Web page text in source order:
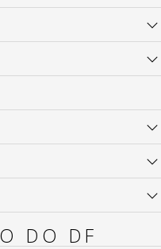
DO DF